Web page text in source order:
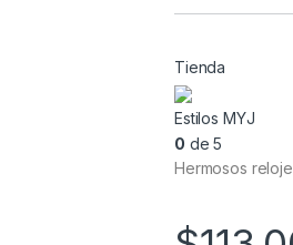
Tienda
Estilos MYJ
0 de 5
Hermosos